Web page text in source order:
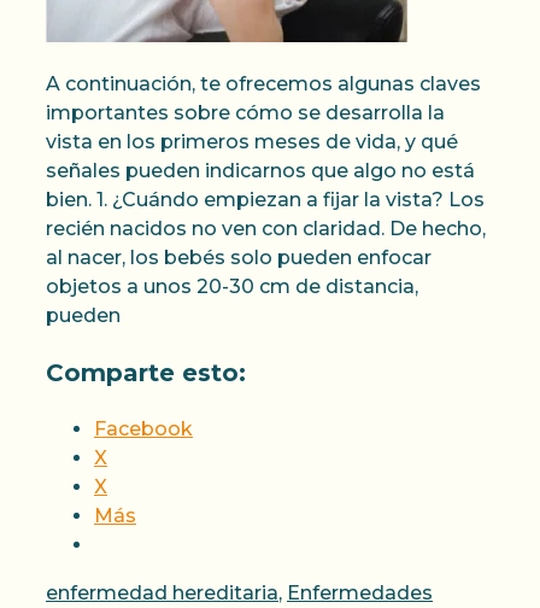
A continuación, te ofrecemos algunas claves
importantes sobre cómo se desarrolla la
vista en los primeros meses de vida, y qué
señales pueden indicarnos que algo no está
bien. 1. ¿Cuándo empiezan a fijar la vista? Los
recién nacidos no ven con claridad. De hecho,
al nacer, los bebés solo pueden enfocar
objetos a unos 20-30 cm de distancia,
pueden
Comparte esto:
Facebook
X
X
Más
Categorías
enfermedad hereditaria, Enfermedades